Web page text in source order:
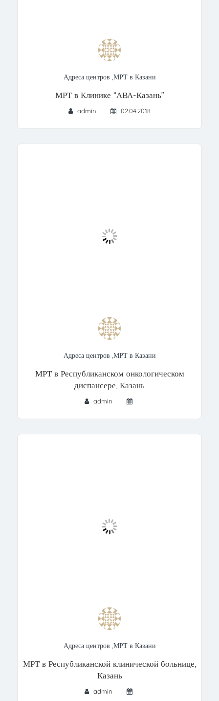
Адреса центров ,МРТ в Казани
МРТ в Клинике “АВА-Казань”
admin 02.04.2018
Адреса центров ,МРТ в Казани
МРТ в Республиканском онкологическом
диспансере, Казань
admin
Адреса центров ,МРТ в Казани
МРТ в Республиканской клинической больнице,
Казань
admin